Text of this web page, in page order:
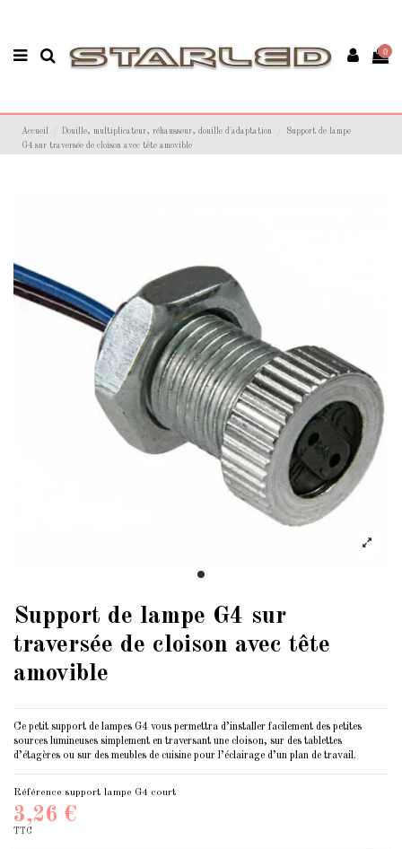
0
Accueil Douille, multiplicateur, réhausseur, douille d'adaptation
Support de lampe
G4 sur traversée de cloison avec tête amovible
Support de lampe G4 sur
traversée de cloison avec tête
amovible
Ce petit support de lampes G4 vous permettra d’installer facilement des petites
sources lumineuses simplement en traversant une cloison, sur des tablettes
d’étagères ou sur des meubles de cuisine pour l’éclairage d’un plan de travail.
Référence support lampe G4 court
3,26 €
TTC